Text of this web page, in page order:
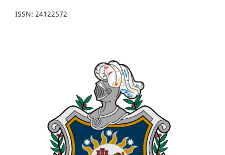
ISSN: 24122572